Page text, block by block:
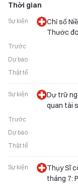
Thời gian
Sự kiện
Chỉ số
Thước
Trước
Dự báo
Thật tế
Sự kiện
Dự trữ
quan tài
Trước
Dự báo
Thật tế
Sự kiện
Thụy Sĩ
tháng 7: